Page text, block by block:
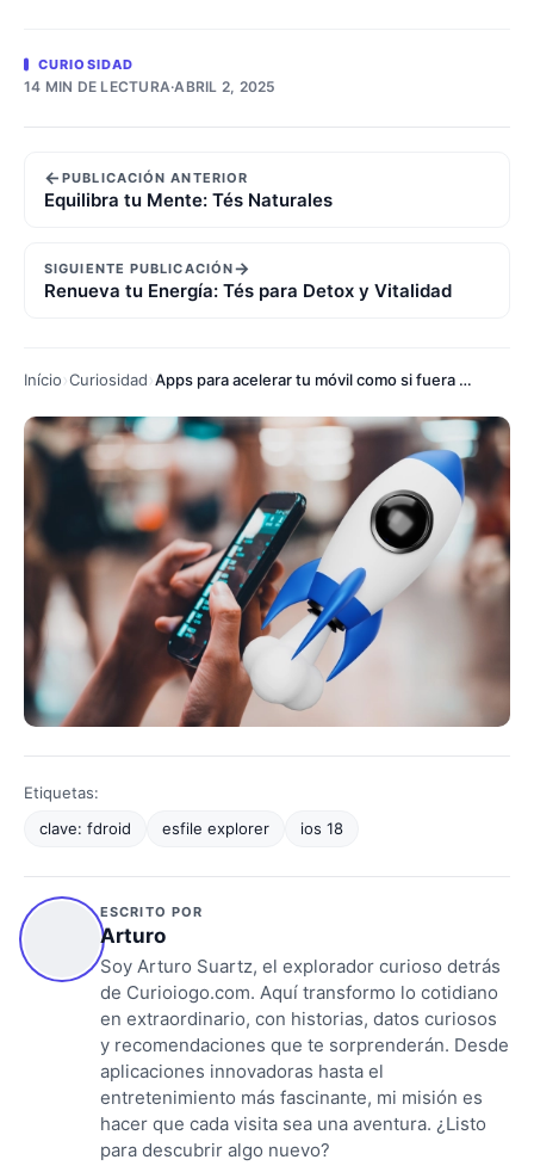
CURIOSIDAD
14 MIN DE LECTURA·ABRIL 2, 2025
←PUBLICACIÓN ANTERIOR
Equilibra tu Mente: Tés Naturales
SIGUIENTE PUBLICACIÓN→
Renueva tu Energía: Tés para Detox y Vitalidad
Início Curiosidad Apps para acelerar tu móvil como si fuera nuevo
Etiquetas:
clave: fdroid
esfile explorer ios 18
ESCRITO POR
Arturo
Soy Arturo Suartz, el explorador curioso detrás
de Curioiogo.com. Aquí transformo lo cotidiano
en extraordinario, con historias, datos curiosos
y recomendaciones que te sorprenderán. Desde
aplicaciones innovadoras hasta el
entretenimiento más fascinante, mi misión es
hacer que cada visita sea una aventura. ¿Listo
para descubrir algo nuevo?